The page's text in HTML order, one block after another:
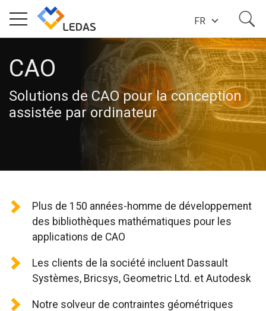
COMPÉTENCES
À PROPOS DE LEDAS
NOUS CONTACTER
FR
CAO
Solutions de CAO pour la conception
assistée par ordinateur
Plus de 150 années-homme de développement
des bibliothèques mathématiques pour les
applications de CAO
Les clients de la société incluent Dassault
Systèmes, Bricsys, Geometric Ltd. et Autodesk
Notre solveur de contraintes géométriques